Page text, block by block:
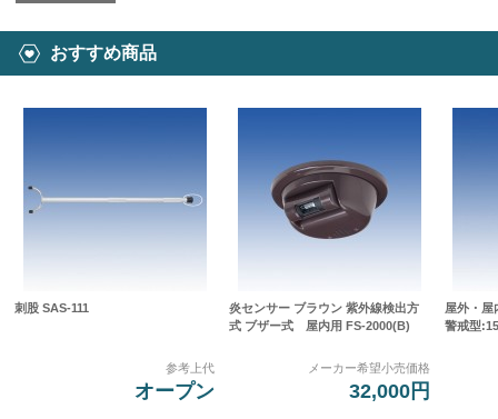
おすすめ商品
刺股 SAS-111
参考上代
オープン
炎センサー ブラウン 紫外線検出方
式 ブザー式 屋内用 FS-2000(B)
メーカー希望小売価格
32,000円
屋外・屋
警戒型